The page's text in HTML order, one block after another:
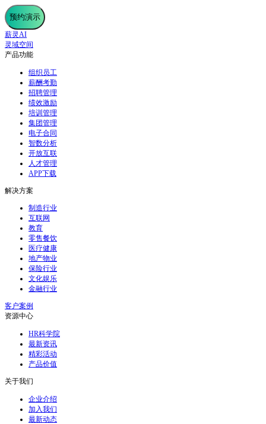
预约演示
薪灵AI
灵域空间
产品功能
组织员工
薪酬考勤
招聘管理
绩效激励
培训管理
集团管理
电子合同
智数分析
开放互联
人才管理
APP下载
解决方案
制造行业
互联网
教育
零售餐饮
医疗健康
地产物业
保险行业
文化娱乐
金融行业
客户案例
资源中心
HR科学院
最新资讯
精彩活动
产品价值
关于我们
企业介绍
加入我们
最新动态